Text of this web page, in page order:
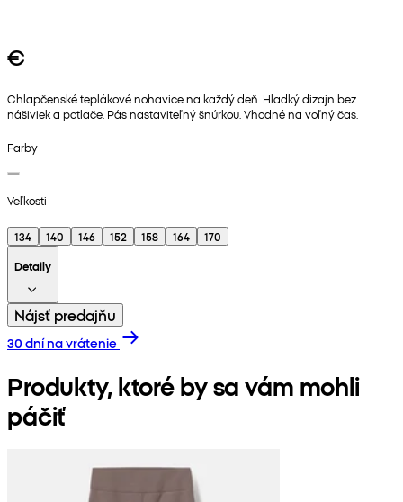
€
Chlapčenské teplákové nohavice na každý deň. Hladký dizajn bez
nášiviek a potlače. Pás nastaviteľný šnúrkou. Vhodné na voľný čas.
Farby
Veľkosti
134 140 146 152 158 164
170
Detaily
Nájsť predajňu
30 dní na vrátenie
Produkty, ktoré by sa vám mohli
páčiť